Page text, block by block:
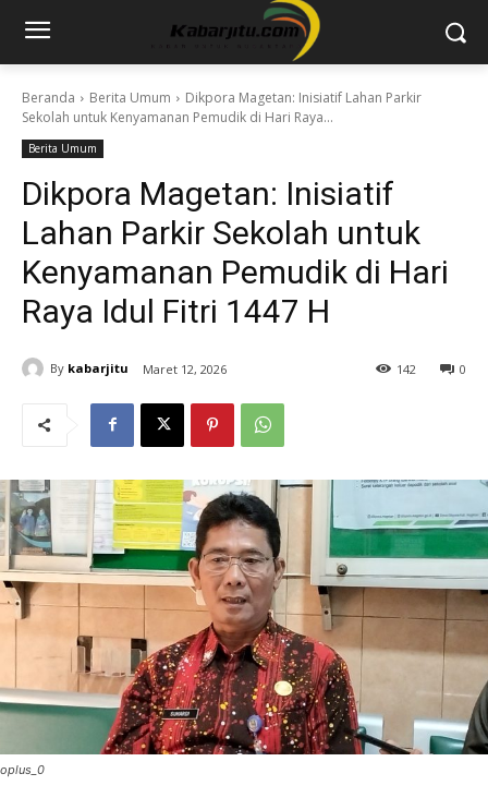
Beranda Berita Umum
Dikpora Magetan: Inisiatif Lahan Parkir
Sekolah untuk Kenyamanan Pemudik di Hari Raya...
Berita Umum
Dikpora Magetan: Inisiatif
Lahan Parkir Sekolah untuk
Kenyamanan Pemudik di Hari
Raya Idul Fitri 1447 H
By kabarjitu Maret 12, 2026 0
142
oplus_0